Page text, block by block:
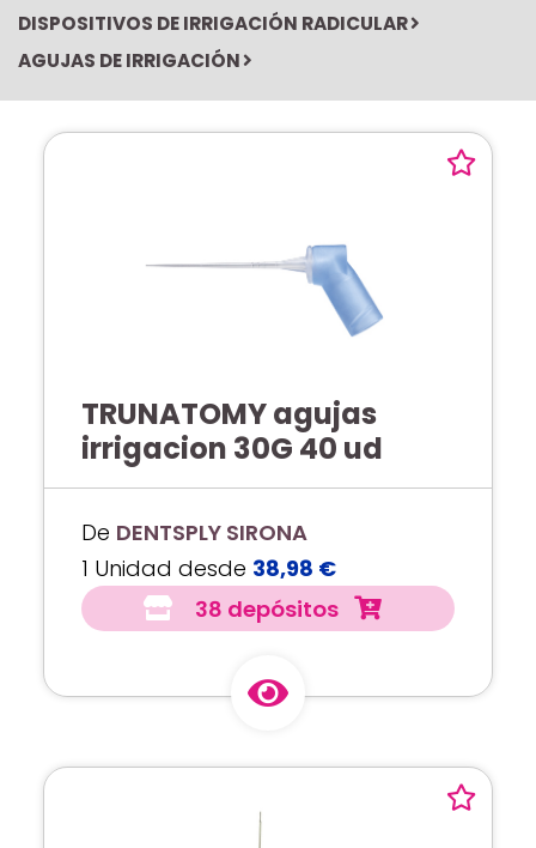
DISPOSITIVOS DE IRRIGACIÓN RADICULAR
AGUJAS DE IRRIGACIÓN
TRUNATOMY agujas
irrigacion 30G 40 ud
De DENTSPLY SIRONA
1 Unidad desde 38,98 €
38 depósitos